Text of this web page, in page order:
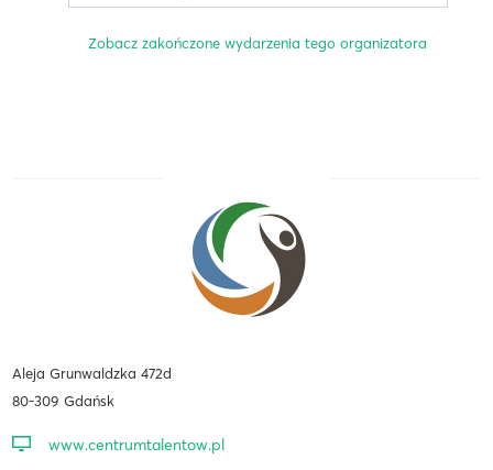
Zobacz zakończone wydarzenia tego organizatora
Aleja Grunwaldzka 472d
80-309 Gdańsk
www.centrumtalentow.pl